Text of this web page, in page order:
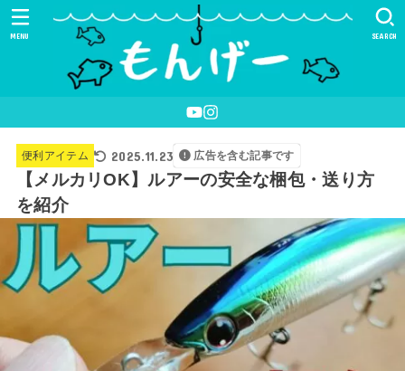
SEARCH
MENU
便利アイテム 2025.11.23 広告を含む記事です
【メルカリOK】ルアーの安全な梱包・送り方
を紹介